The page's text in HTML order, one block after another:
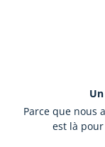
Parce que nous
est là